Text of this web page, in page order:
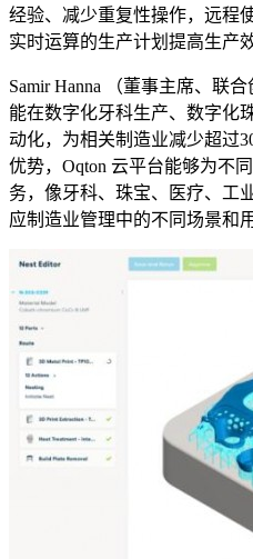
经验、减少重复性操作，远程
实时运算的生产计划提高生产
Samir Hanna （董事主席、联
能在数字化牙科生产、数字化
动化，为相关制造业减少超过
优势，Oqton 云平台能够为不
务，像牙科、珠宝、医疗、工
应制造业管理中的不同场景和